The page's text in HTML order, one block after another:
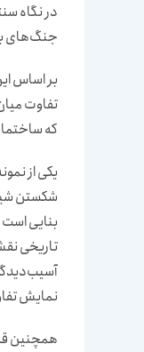
در نگاه
جنگ‌های
بر اساس
تفاوت
که
یکی از
شکستن
بنایی
تاریخی
نمایش
همچنین